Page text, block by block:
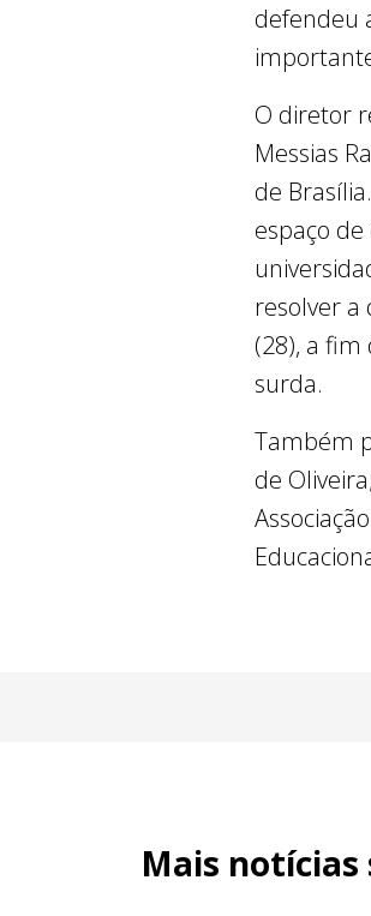
defendeu
O diretor
Messias
de
espaço
resolver a
(28), a
surda.
Também
de
Mais notícias